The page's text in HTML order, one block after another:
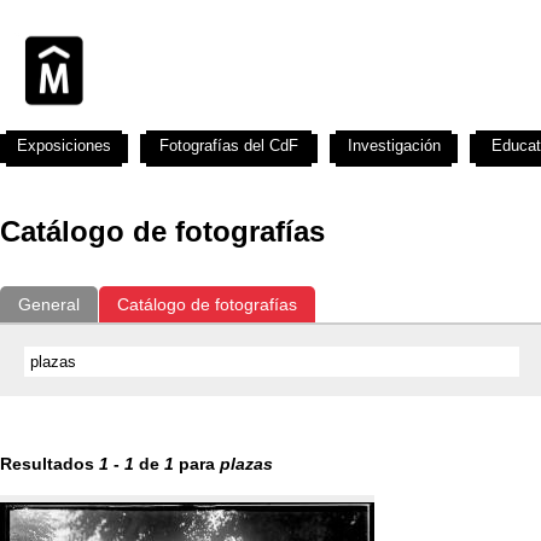
Catálogo de fotografías
General Catálogo de fotografías
Resultados 1 - 1 de 1 para plazas
Exposiciones Fotografías del CdF Investigación